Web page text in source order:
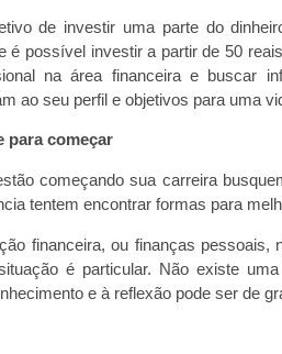
de investir uma parte do
é possível investir a partir de 50
na área financeira e buscar
ao seu perfil e objetivos para uma
para começar
começando sua carreira
tentem encontrar formas para
financeira, ou finanças pessoais,
é particular. Não existe
e à reflexão pode ser de